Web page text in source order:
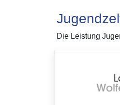
Die Leistung